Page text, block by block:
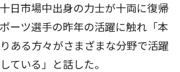
日市場中出身の力士が十両に復帰
ーツ選手の昨年の活躍に触れ「本
ある方々がさまざまな分野で活躍
ている」と話した。